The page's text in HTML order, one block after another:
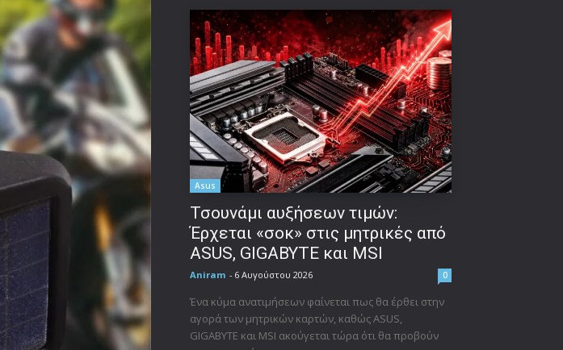
Asus
Τσουνάμι αυξήσεων τιμών:
Έρχεται «σοκ» στις μητρικές από
ASUS, GIGABYTE και MSI
Aniram - 6 Αυγούστου 2026 0
Ένα κύμα ανατιμήσεων φαίνεται πως θα έρθει στην
αγορά των μητρικών καρτών, καθώς ASUS,
GIGABYTE και MSI ακούγεται τώρα ότι θα προβούν